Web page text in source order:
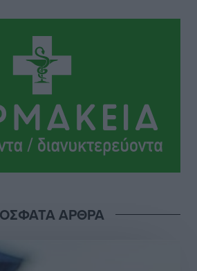
συγγενής κάμπινγκ και
επί σειρά ετών εφημέριος στον
την «Ατζέντα 2030» από το βήμα
ΑΡΘΡΑ